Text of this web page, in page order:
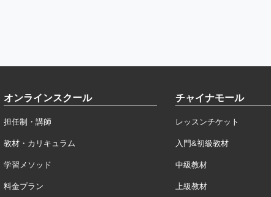
オンラインスクール
担任制・講師
教材・カリキュラム
学習メソッド
料金プラン
チャイナモール
レッスンチケット
入門&初級教材
中級教材
上級教材